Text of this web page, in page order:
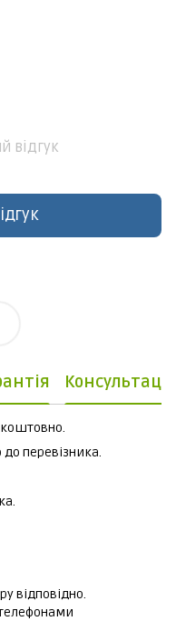
відгук
до перевізника.
відповідно.